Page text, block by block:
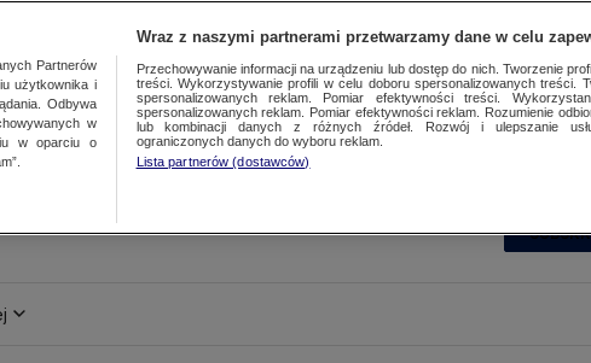
Partnerów
użytkownika i
Odbywa
w
w oparciu o
Wraz z naszymi partnerami przetwarzamy dane w celu
Przechowywanie informacji na urządzeniu lub dostęp do nich. Tworzenie
treści. Wykorzystywanie profili w celu doboru spersonalizowanych treści.
spersonalizowanych reklam. Pomiar efektywności treści.
spersonalizowanych reklam. Pomiar efektywności reklam. Rozumienie
lub kombinacji danych z różnych źródeł. Rozwój i ulepszanie
ograniczonych danych do wyboru reklam.
Lista partnerów (dostawców)